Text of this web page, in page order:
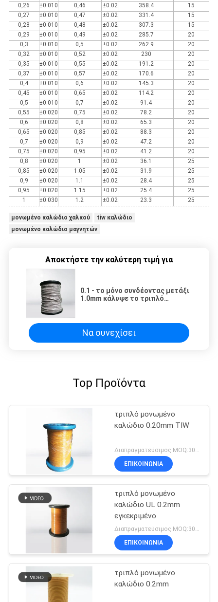
0,26
±0.010 0,46 ±0.02 358.4
15
0,27
±0.010 0,47 ±0.02 331.4
15
0,28
±0.010 0,48 ±0.02 307.3
15
0,29
±0.010 0,49 ±0.02 285.7
20
0,3
±0.010 0,5 ±0.02 262.9
20
0,32
±0.010 0,52 ±0.02 230
20
0,35
±0.010 0,55 ±0.02 191.2
20
0,37
±0.010 0,57 ±0.02 170.6
20
0,4
±0.010 0,6 ±0.02 145.3
20
0,45
±0.010 0,65 ±0.02 114.2
20
0,5
±0.010 0,7 ±0.02 91.4
20
0,55
±0.020 0,75 ±0.02 78.2
20
0,6
±0.020 0,8 ±0.02 65.3
20
0,65
±0.020 0,85 ±0.02 88.3
20
0,7
±0.020 0,9 ±0.02 47.2
20
0,75
±0.020 0,95 ±0.02 41.2
20
0,8
±0.020 1 ±0.02 36.1
25
0,85
±0.020 1.05 ±0.02 31.9
25
0,9
±0.020 1.1 ±0.02 28.4
25
0,95
±0.020 1.15 ±0.02 25.4
25
1
±0.030 1.2 ±0.02 23.3 25
μονωμένο καλώδιο χαλκού
tiw καλώδιο
μονωμένο καλώδιο μαγνητών
Αποκτήστε την καλύτερη τιμή για
0.1 - το μόνο συνδέοντας μετάξι
1.0mm κάλυψε το τριπλό
Να συνεχίσει
Top Προϊόντα
τριπλό μονωμένο
καλώδιο 0.20mm TIW
ΕΠΙΚΟΙΝΩΝΙΑ
τριπλό μονωμένο
καλώδιο UL 0.2mm
εγκεκριμένο
Διαπραγματεύσιμος MOQ:3000 μέτρα
ΕΠΙΚΟΙΝΩΝΙΑ
τριπλό μονωμένο
καλώδιο 0.2mm